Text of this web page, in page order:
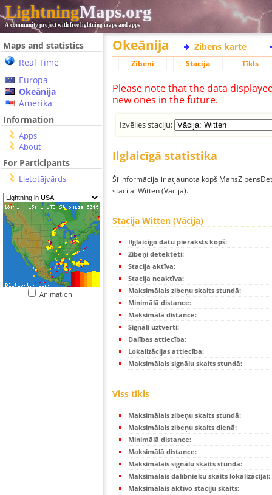
LightningMaps.org
A community project with free lightning maps and apps
Maps and statistics
Real Time
Europa
Okeānija
Amerika
Information
Apps
About
For Participants
Lietotājvārds
Animation
Okeānija Zibens karte
Zibeņi Stacija Tīkls
Please note that the data
new ones in the future.
Izvēlies staciju:
Ilglaicīgā statistika
Šī informācija ir atjaunota kopš
stacijai Witten (Vācija).
Stacija Witten (Vācija)
Ilglaicīgo datu pieraksts kopš:
Zibeņi detektēti:
Stacija aktīva:
Stacija neaktīva:
Maksimālais zibeņu skaits stundā:
Minimālā distance:
Maksimālā distance:
Signāli uztverti:
Dalības attiecība:
Lokalizācijas attiecība:
Maksimālais signālu skaits stundā:
Viss tīkls
Maksimālais zibeņu skaits stundā:
Maksimālais zibeņu skaits dienā:
Minimālā distance:
Maksimālā distance:
Maksimālais signālu skaits stundā:
Maksimālais dalībnieku skaits lokalizācijai:
Maksimālais aktīvo staciju skaits: